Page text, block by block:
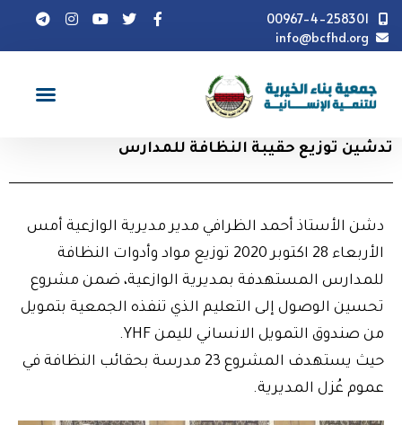
00967-4-258301
info@bcfhd.org
أخبار تدشين توزيع حقيبة النظافة للمدارس
تدشين توزيع حقيبة النظافة للمدارس
دشن الأستاذ أحمد الظرافي مدير مديرية الوازعية أمس
الأربعاء 28 اكتوبر 2020 توزيع مواد وأدوات النظافة
للمدارس المستهدفة بمديرية الوازعية، ضمن مشروع
تحسين الوصول إلى التعليم الذي تنفذه الجمعية بتمويل
من صندوق التمويل الانساني لليمن YHF.
حيث يستهدف المشروع 23 مدرسة بحقائب النظافة في
عموم عُزل المديرية.